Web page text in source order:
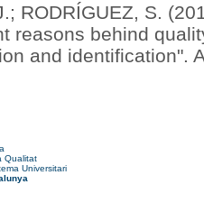
RODRÍGUEZ, S.
reasons behind
and identification".
Qualitat
Universitari